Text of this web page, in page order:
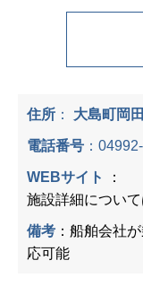
住所 ： 大島町岡
電話番号 ：
WEBサイト
：
施設詳細につい
備考 ：船舶会社
応可能